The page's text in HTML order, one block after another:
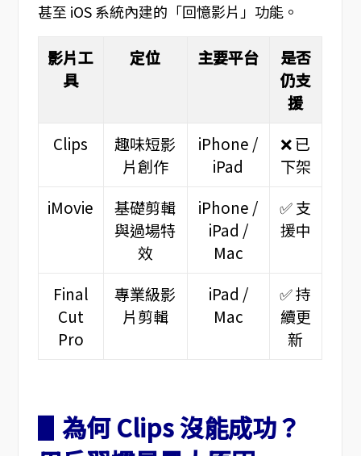
甚至 iOS 系統內建的「回憶影片」功能。
影片工
具
定位 主要平台
是否
仍支
援
Clips
趣味短影
片創作
iPhone /
iPad
❌ 已
下架
iMovie
基礎剪輯
與過場特
效
iPhone /
iPad /
Mac
✅ 支
援中
Final
Cut
Pro
專業級影
片剪輯
iPad /
Mac
✅ 持
續更
新
▋為何 Clips 沒能成功？